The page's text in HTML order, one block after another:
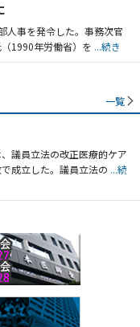
人事を発令した。事務次官
1990年労働省）を ...続き
一覧
議員立法の改正医療的ケア
成立した。議員立法の ...続